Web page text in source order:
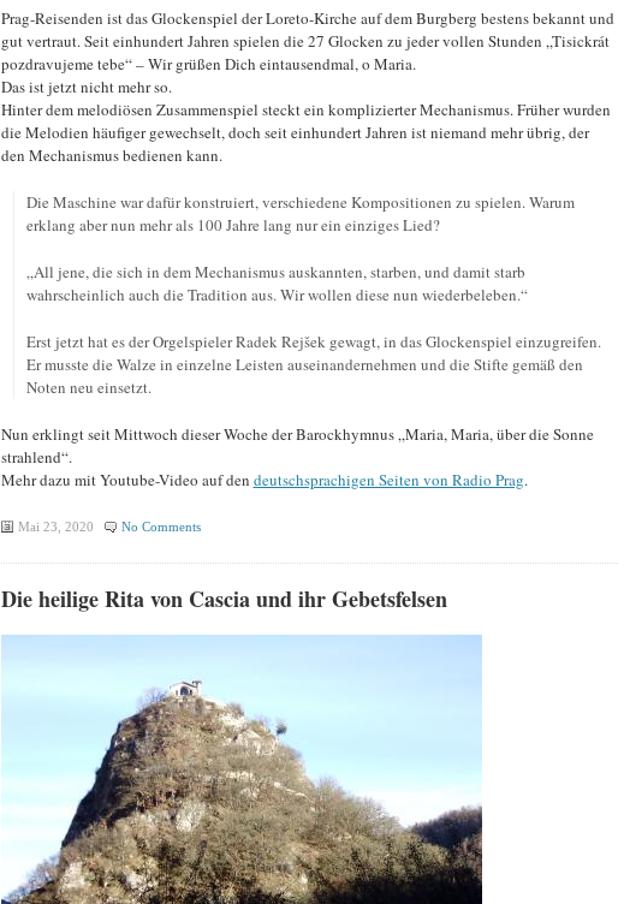
Prag-Reisenden ist das Glockenspiel der Loreto-Kirche auf dem Burgberg bestens bekannt und
gut vertraut. Seit einhundert Jahren spielen die 27 Glocken zu jeder vollen Stunden „Tisickrát
pozdravujeme tebe“ – Wir grüßen Dich eintausendmal, o Maria.
Das ist jetzt nicht mehr so.
Hinter dem melodiösen Zusammenspiel steckt ein komplizierter Mechanismus. Früher wurden
die Melodien häufiger gewechselt, doch seit einhundert Jahren ist niemand mehr übrig, der
den Mechanismus bedienen kann.
Die Maschine war dafür konstruiert, verschiedene Kompositionen zu spielen. Warum
erklang aber nun mehr als 100 Jahre lang nur ein einziges Lied?
„All jene, die sich in dem Mechanismus auskannten, starben, und damit starb
wahrscheinlich auch die Tradition aus. Wir wollen diese nun wiederbeleben.“
Erst jetzt hat es der Orgelspieler Radek Rejšek gewagt, in das Glockenspiel einzugreifen.
Er musste die Walze in einzelne Leisten auseinandernehmen und die Stifte gemäß den
Noten neu einsetzt.
Nun erklingt seit Mittwoch dieser Woche der Barockhymnus „Maria, Maria, über die Sonne
strahlend“.
Mehr dazu mit Youtube-Video auf den deutschsprachigen Seiten von Radio Prag.
Mai 23, 2020 No Comments
Die heilige Rita von Cascia und ihr Gebetsfelsen